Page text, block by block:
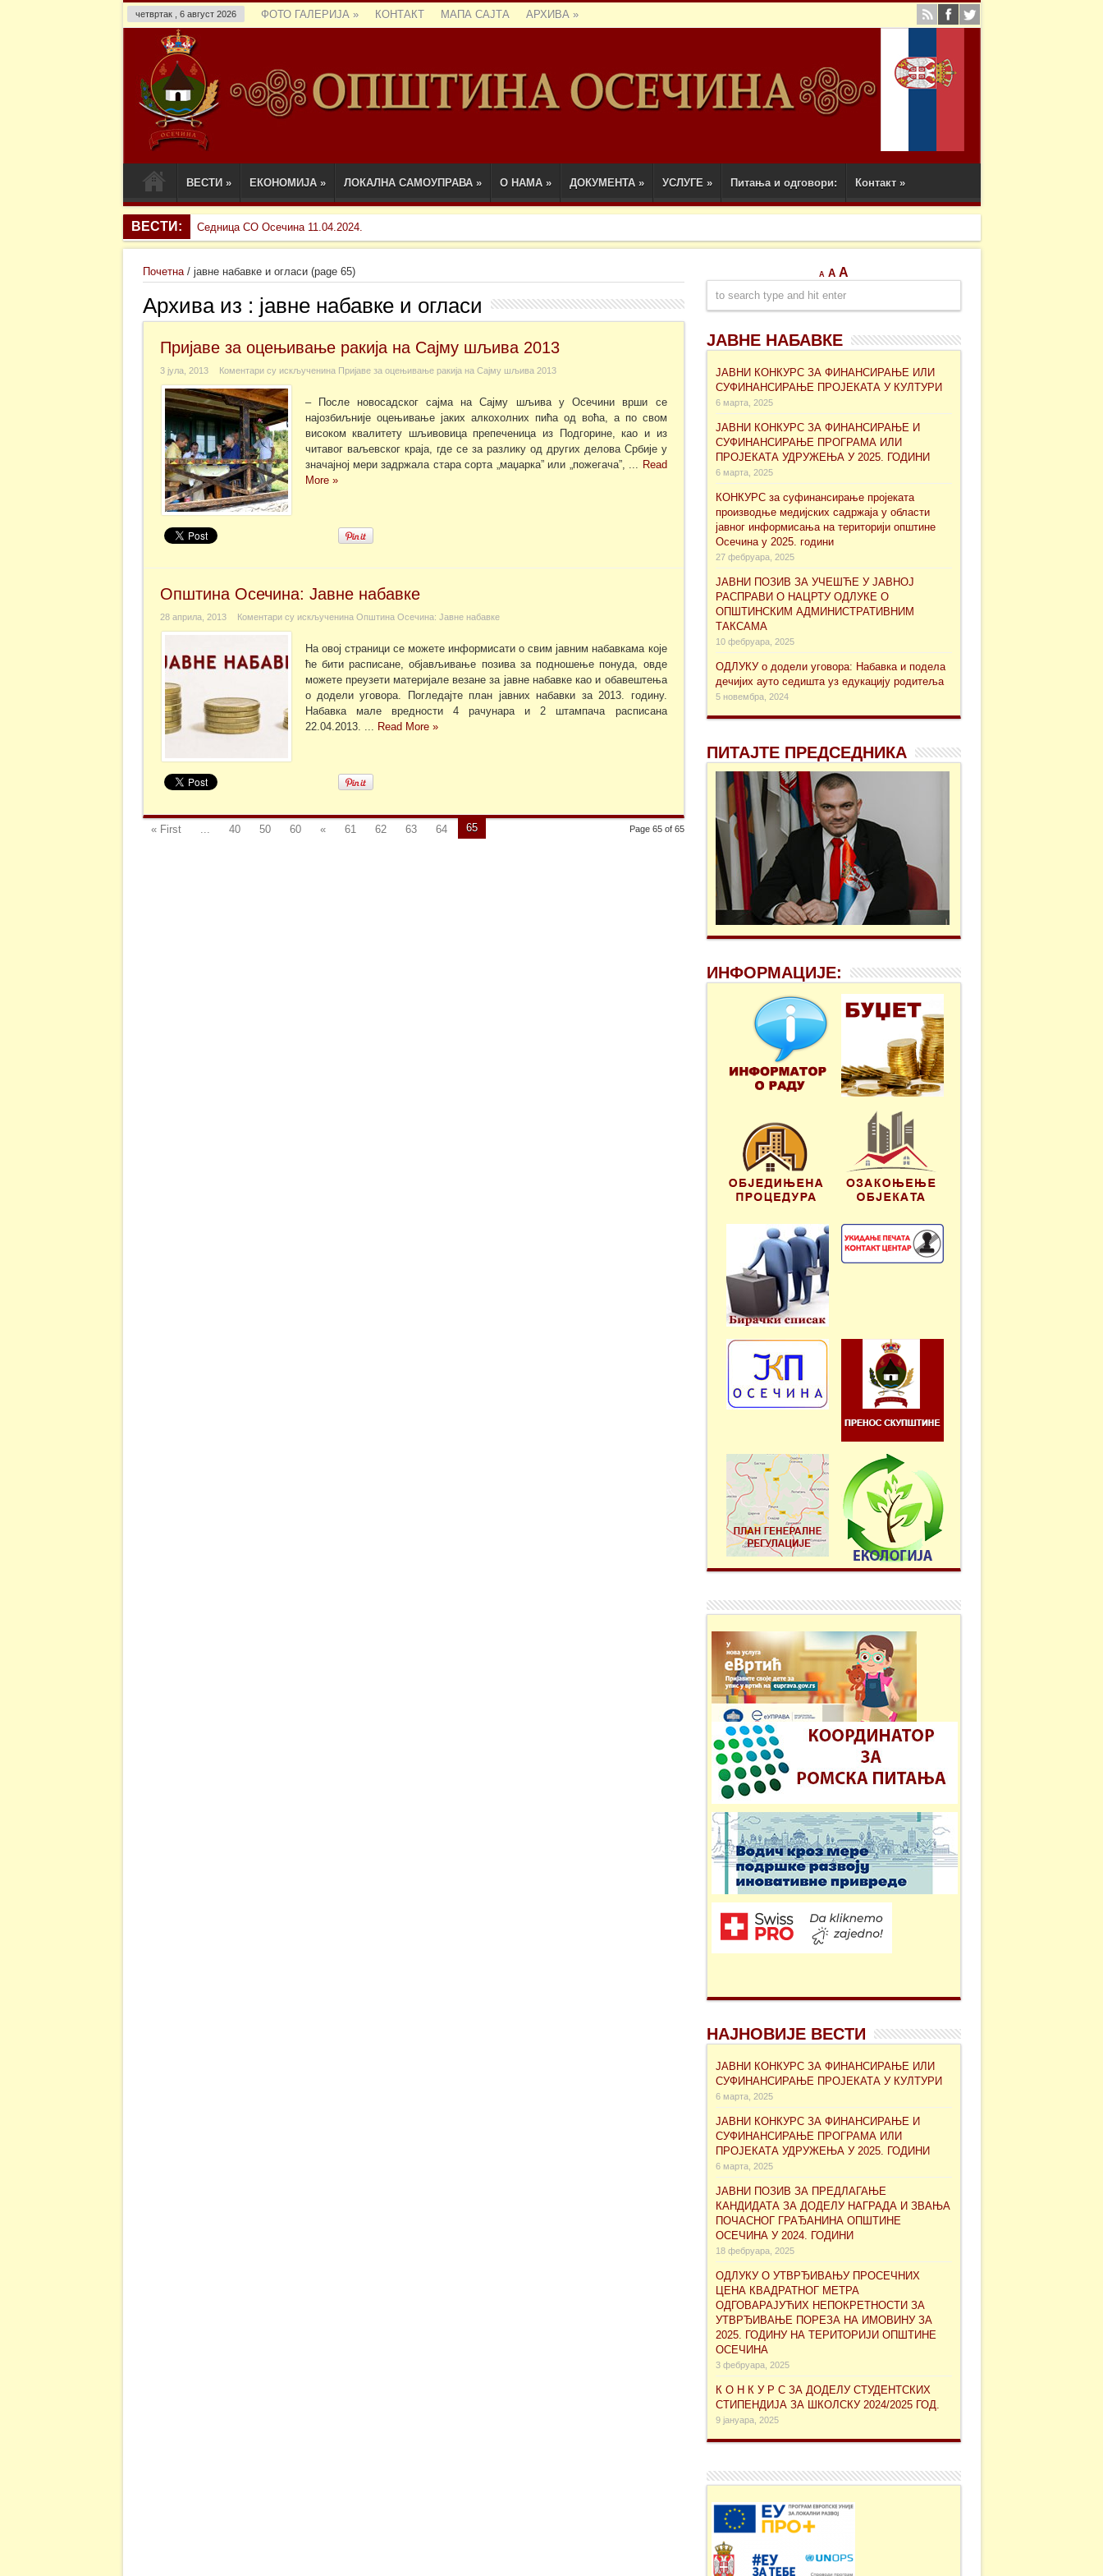
четвртак , 6 август 2026 ФОТО ГАЛЕРИЈА » КОНТАКТ МАПА САЈТА АРХИВА »
ВЕСТИ » ЕКОНОМИЈА » ЛОКАЛНА САМОУПРАВА » О НАМА » ДОКУМЕНТА » УСЛУГЕ » Питања и одговори: Контакт »
ВЕСТИ: Седница СО Осечина 11.04.2024.
Почетна/ јавне набавке и огласи(page 65)
Архива из : јавне набавке и огласи
Пријаве за оцењивање ракија на Сајму шљива 2013
3 јула, 2013 Коментари су искљученина Пријаве за оцењивање ракија на Сајму шљива 2013
– После новосадског сајма на Сајму шљива у Осечини врши се
најозбиљније оцењивање јаких алкохолних пића од воћа, а по свом
високом квалитету шљивовица препеченица из Подгорине, као и из
читавог ваљевског краја, где се за разлику од других делова Србије у
значајној мери задржала стара сорта „маџарка” или „пожегача”, ... Read
More »
Општина Осечина: Јавне набавке
28 априла, 2013 Коментари су искљученина Општина Осечина: Јавне набавке
На овој страници се можете информисати о свим јавним набавкама које
ће бити расписане, објављивање позива за подношење понуда, овде
можете преузети материјале везане за јавне набавке као и обавештења
о додели уговора. Погледајте план јавних набавки за 2013. годину.
Набавка мале вредности 4 рачунара и 2 штампача расписана
22.04.2013. ... Read More »
Page 65 of 65
« First ... 40 50 60 « 61 62 63 64 65
A A A
ЈАВНЕ НАБАВКЕ
ЈАВНИ КОНКУРС ЗА ФИНАНСИРАЊЕ ИЛИ
СУФИНАНСИРАЊЕ ПРОЈЕКАТА У КУЛТУРИ
6 марта, 2025
ЈАВНИ КОНКУРС ЗА ФИНАНСИРАЊЕ И
СУФИНАНСИРАЊЕ ПРОГРАМА ИЛИ
ПРОЈЕКАТА УДРУЖЕЊА У 2025. ГОДИНИ
6 марта, 2025
КОНКУРС за суфинансирање проjеката
производње медијских садржаја у области
јавног информисања на територији општине
Осечина у 2025. години
27 фебруара, 2025
ЈАВНИ ПОЗИВ ЗА УЧЕШЋЕ У ЈАВНОЈ
РАСПРАВИ О НАЦРТУ ОДЛУКЕ О
ОПШТИНСКИМ АДМИНИСТРАТИВНИМ
ТАКСАМА
10 фебруара, 2025
ОДЛУКУ о додели уговора: Набавка и подела
дечијих ауто седишта уз едукацију родитеља
5 новембра, 2024
ПИТАЈТЕ ПРЕДСЕДНИКА
ИНФОРМАЦИЈЕ:
НАЈНОВИЈЕ ВЕСТИ
ЈАВНИ КОНКУРС ЗА ФИНАНСИРАЊЕ ИЛИ
СУФИНАНСИРАЊЕ ПРОЈЕКАТА У КУЛТУРИ
6 марта, 2025
ЈАВНИ КОНКУРС ЗА ФИНАНСИРАЊЕ И
СУФИНАНСИРАЊЕ ПРОГРАМА ИЛИ
ПРОЈЕКАТА УДРУЖЕЊА У 2025. ГОДИНИ
6 марта, 2025
ЈАВНИ ПОЗИВ ЗА ПРЕДЛАГАЊЕ
КАНДИДАТА ЗА ДОДЕЛУ НАГРАДА И ЗВАЊА
ПОЧАСНОГ ГРАЂАНИНА ОПШТИНЕ
ОСЕЧИНА У 2024. ГОДИНИ
18 фебруара, 2025
ОДЛУКУ О УТВРЂИВАЊУ ПРОСЕЧНИХ
ЦЕНА КВАДРАТНОГ МЕТРА
ОДГОВАРАЈУЋИХ НЕПОКРЕТНОСТИ ЗА
УТВРЂИВАЊЕ ПОРЕЗА НА ИМОВИНУ ЗА
2025. ГОДИНУ НА ТЕРИТОРИЈИ ОПШТИНЕ
ОСЕЧИНА
3 фебруара, 2025
К О Н К У Р С ЗА ДОДЕЛУ СТУДЕНТСКИХ
СТИПЕНДИЈА ЗА ШКОЛСКУ 2024/2025 ГОД.
9 јануара, 2025